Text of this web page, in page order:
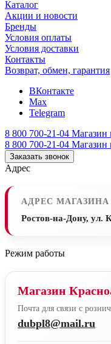
Каталог
Акции и новости
Бренды
Условия оплаты
Условия доставки
Контакты
Возврат, обмен, гарантия
ВКонтакте
Max
Telegram
8 800 700-21-04 Магазин
8 800 700-21-04 Магазин
Заказать звонок
Адрес
АДРЕС МАГАЗИНА
Ростов-на-Дону, ул.
Режим работы
Магазин
Почта для связи с
dubpl8@mail.ru